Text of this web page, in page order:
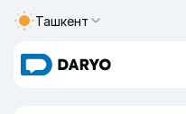
Ташкент